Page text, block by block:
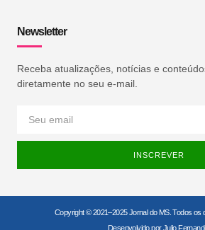
Newsletter
Receba atualizações, notícias e
diretamente no seu e-mail.
INSCREVER
Copyright © 2021–2025 Jornal do MS. Todos os
Desenvolvido por Julio